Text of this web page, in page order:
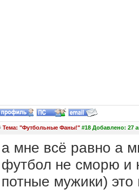
Тема: "Футбольные Фаны!"#18 Добавлено: 27
а мне всё равно а
футбол не сморю и
потные мужики)